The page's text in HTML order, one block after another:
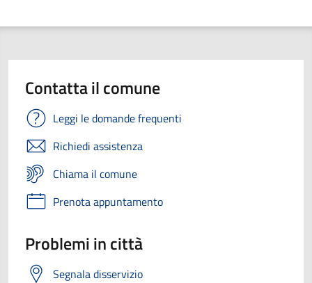
Contatta il comune
Leggi le domande frequenti
Richiedi assistenza
Chiama il comune
Prenota appuntamento
Problemi in città
Segnala disservizio